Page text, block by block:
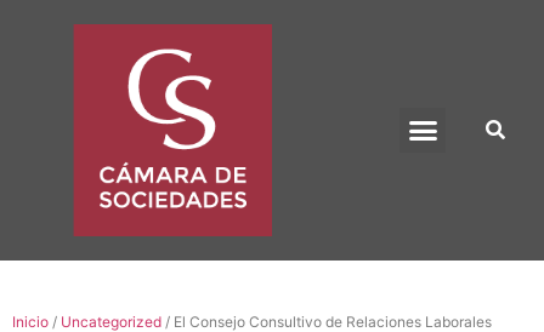
Inicio / Uncategorized / El Consejo Consultivo de Relaciones Laborales